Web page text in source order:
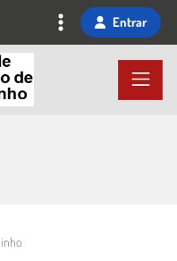
Entrar